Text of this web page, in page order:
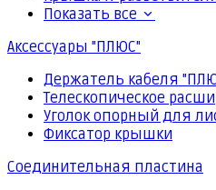
Показать все
Аксессуары "ПЛЮС"
Держатель кабеля
Телескопическое
Уголок опорный для
Фиксатор крышки
Соединительная пластина